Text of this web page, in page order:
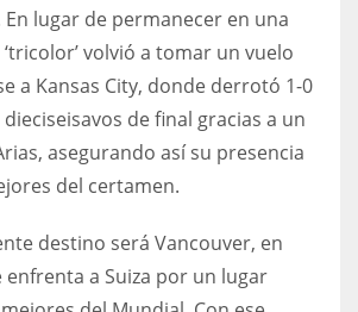
lugar de permanecer en una
volvió a tomar un vuelo
a Kansas City, donde derrotó 1-0
de final gracias a un
asegurando así su presencia
del certamen.
destino será Vancouver, en
enfrenta a Suiza por un lugar